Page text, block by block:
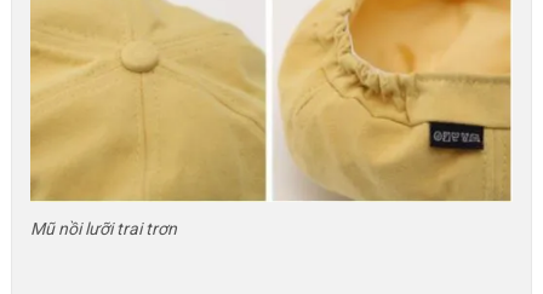
Mũ nồi lưỡi trai trơn